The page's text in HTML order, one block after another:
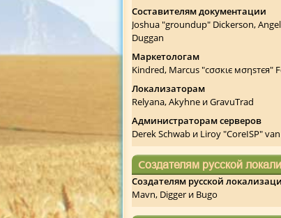
Составителям документации
Joshua "groundup" Dickerson,
Duggan
Маркетологам
Kindred, Marcus "cσσкιє мσηѕтєя"
Локализаторам
Relyana, Akyhne и GravuTrad
Администраторам серверов
Derek Schwab и Liroy "CoreISP"
Создателям русской
Создателям русской
Mavn, Digger и Bugo